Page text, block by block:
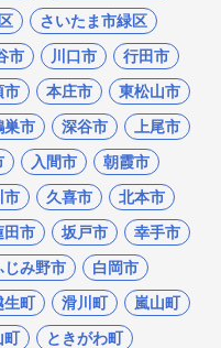
さいたま市緑区
市 川口市
行田市
市 本庄市
東松山市
巣市 深谷市
上尾市
入間市
朝霞市
市 久喜市
北本市
田市 坂戸市
幸手市
じみ野市
白岡市
生町 滑川町
嵐山町
町 ときがわ町